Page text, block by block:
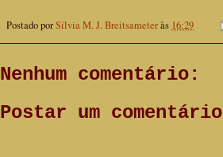
Postado porSílvia M. J. Breitsameteràs 16:29
Nenhum comentário:
Postar um comentário